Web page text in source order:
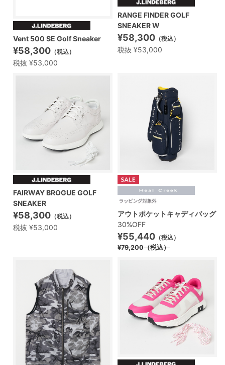
Vent 500 SE Golf Sneaker
¥58,300 （税込）
税抜 ¥53,000
RANGE FINDER GOLF
SNEAKER W
¥58,300 （税込）
税抜 ¥53,000
FAIRWAY BROGUE GOLF
SNEAKER
¥58,300 （税込）
税抜 ¥53,000
アウトポケットキャディバッグ
30%OFF
¥55,440 （税込）
¥79,200（税込）